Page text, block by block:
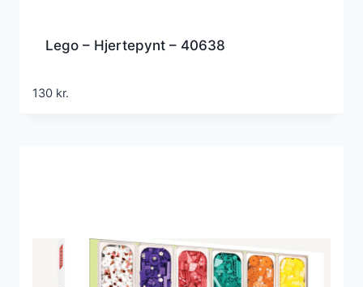
Lego – Hjertepynt – 40638
130 kr.